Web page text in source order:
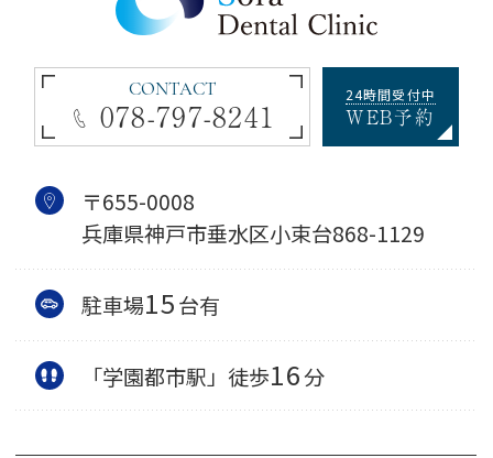
CONTACT
078-797-8241
24時間受付中
WEB予約
〒655-0008
兵庫県神戸市垂水区小束台868-1129
駐車場15台有
「学園都市駅」徒歩16分